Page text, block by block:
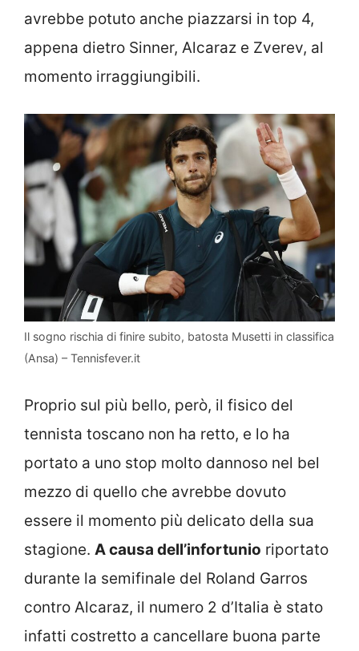
avrebbe potuto anche piazzarsi in top 4,
appena dietro Sinner, Alcaraz e Zverev, al
momento irraggiungibili.
Il sogno rischia di finire subito, batosta Musetti in classifica
(Ansa) – Tennisfever.it
Proprio sul più bello, però, il fisico del
tennista toscano non ha retto, e lo ha
portato a uno stop molto dannoso nel bel
mezzo di quello che avrebbe dovuto
essere il momento più delicato della sua
stagione. A causa dell’infortunio riportato
durante la semifinale del Roland Garros
contro Alcaraz, il numero 2 d’Italia è stato
infatti costretto a cancellare buona parte